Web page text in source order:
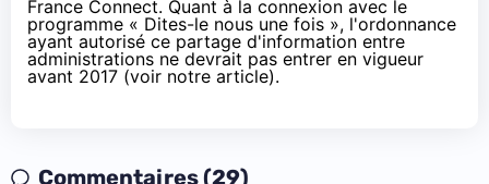
France Connect. Quant à la connexion avec le
programme « Dites-le nous une fois », l'ordonnance
ayant autorisé ce partage d'information entre
administrations ne devrait pas entrer en vigueur
avant 2017 (voir notre article).
Commentaires (29)